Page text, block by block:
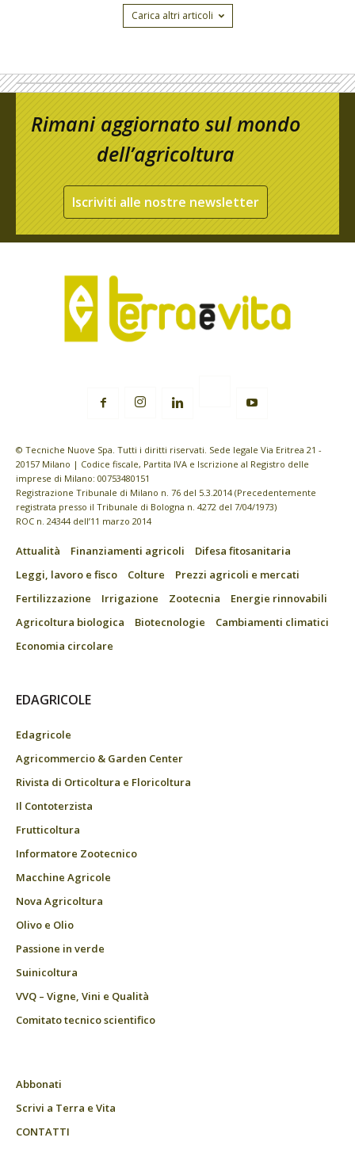
Carica altri articoli
Rimani aggiornato sul mondo
dell’agricoltura
Iscriviti alle nostre newsletter
© Tecniche Nuove Spa. Tutti i diritti riservati. Sede legale Via Eritrea 21 -
20157 Milano | Codice fiscale, Partita IVA e Iscrizione al Registro delle
imprese di Milano: 00753480151
Registrazione Tribunale di Milano n. 76 del 5.3.2014 (Precedentemente
registrata presso il Tribunale di Bologna n. 4272 del 7/04/1973)
ROC n. 24344 dell’11 marzo 2014
Attualità Finanziamenti agricoli
Difesa fitosanitaria
Leggi, lavoro e fisco
Colture
Prezzi agricoli e mercati
Fertilizzazione
Irrigazione Zootecnia
Energie rinnovabili
Agricoltura biologica
Biotecnologie
Cambiamenti climatici
Economia circolare
EDAGRICOLE
Edagricole
Agricommercio & Garden Center
Rivista di Orticoltura e Floricoltura
Il Contoterzista
Frutticoltura
Informatore Zootecnico
Macchine Agricole
Nova Agricoltura
Olivo e Olio
Passione in verde
Suinicoltura
VVQ – Vigne, Vini e Qualità
Comitato tecnico scientifico
Abbonati
Scrivi a Terra e Vita
CONTATTI